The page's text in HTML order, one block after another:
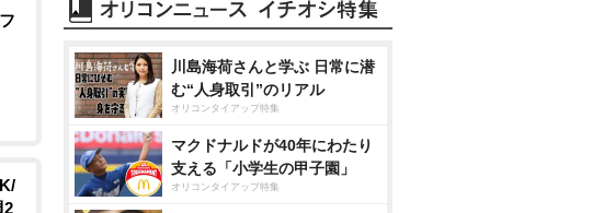
2
川島海荷さんと学ぶ 日常に潜
む“人身取引”のリアル
オリコンタイアップ特集
マクドナルドが40年にわたり
支える「小学生の甲子園」
オリコンタイアップ特集